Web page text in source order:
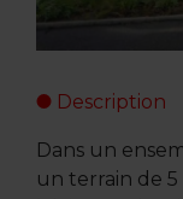
Description
Dans un
un terrain de